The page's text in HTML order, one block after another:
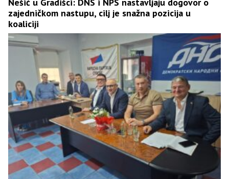
zajedničkom nastupu, cilj je snažna pozicija u
koaliciji